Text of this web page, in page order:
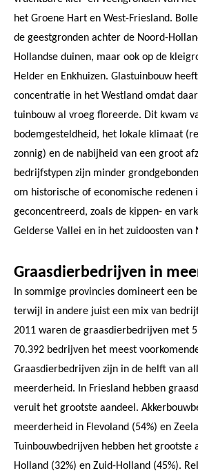
het Groene Hart en West-Friesland.
de geestgronden achter de Noord-
Hollandse duinen, maar ook op de
Helder en Enkhuizen. Glastuinbouw
concentratie in het Westland omdat
tuinbouw al vroeg floreerde. Dit kwam
bodemgesteldheid, het lokale klimaat
zonnig) en de nabijheid van een groot
bedrijfstypen zijn minder
om historische of economische redenen
geconcentreerd, zoals de kippen- en
Gelderse Vallei en in het zuidoosten van
Graasdierbedrijven in
In sommige provincies domineert een
terwijl in andere juist een mix van
2011 waren de graasdierbedrijven met
70.392 bedrijven het meest
Graasdierbedrijven zijn in de helft van
meerderheid. In Friesland hebben
veruit het grootste aandeel.
meerderheid in Flevoland (54%) en
Tuinbouwbedrijven hebben het grootste
Holland (32%) en Zuid-Holland (45%).